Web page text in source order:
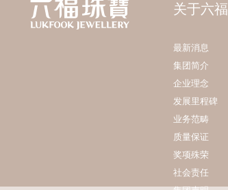
关于六福
最新消息
集团简介
企业理念
发展里程碑
业务范畴
质量保证
奖项殊荣
社会责任